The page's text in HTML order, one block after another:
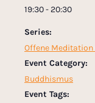
19:30 - 20:30
Series:
Offene Meditation
Event Category:
Buddhismus
Event Tags: